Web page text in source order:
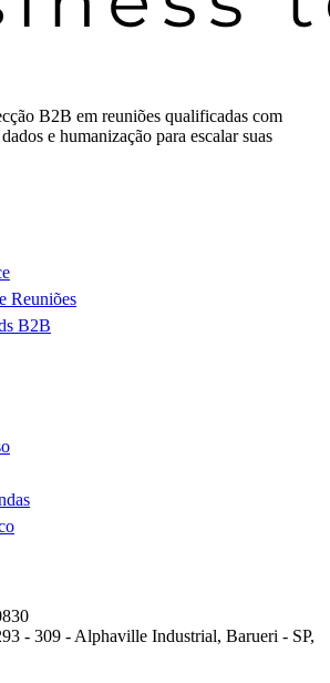
B2B em reuniões qualificadas com
e humanização para escalar suas
Reuniões
B2B
- 309 - Alphaville Industrial, Barueri - SP,